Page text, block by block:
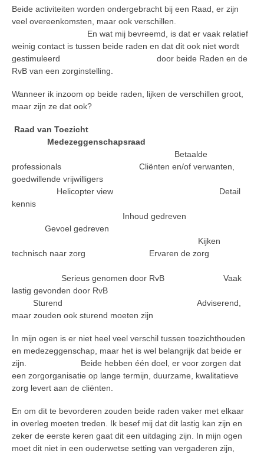
Beide activiteiten worden ondergebracht bij een Raad, er zijn
veel overeenkomsten, maar ook verschillen.
En wat mij bevreemd, is dat er vaak relatief
weinig contact is tussen beide raden en dat dit ook niet wordt
gestimuleerd door beide Raden en de
RvB van een zorginstelling.
Wanneer ik inzoom op beide raden, lijken de verschillen groot,
maar zijn ze dat ook?
Raad van Toezicht
Medezeggenschapsraad
Betaalde
professionals Cliënten en/of verwanten,
goedwillende vrijwilligers
Helicopter view Detail
kennis
Inhoud gedreven
Gevoel gedreven
Kijken
technisch naar zorg Ervaren de zorg
Serieus genomen door RvB Vaak
lastig gevonden door RvB
Sturend Adviserend,
maar zouden ook sturend moeten zijn
In mijn ogen is er niet heel veel verschil tussen toezichthouden
en medezeggenschap, maar het is wel belangrijk dat beide er
zijn. Beide hebben één doel, er voor zorgen dat
een zorgorganisatie op lange termijn, duurzame, kwalitatieve
zorg levert aan de cliënten.
En om dit te bevorderen zouden beide raden vaker met elkaar
in overleg moeten treden. Ik besef mij dat dit lastig kan zijn en
zeker de eerste keren gaat dit een uitdaging zijn. In mijn ogen
moet dit niet in een ouderwetse setting van vergaderen zijn,